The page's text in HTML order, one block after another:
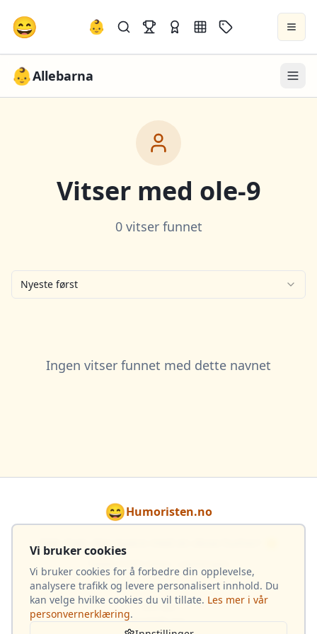
😄 👶
👶Allebarna
Vitser med ole-9
0 vitser funnet
Nyeste først
Ingen vitser funnet med dette navnet
😄Humoristen.no
Gjør hver dag lysere med en dose humor! 🌟
Totalt 4 033 vitser i samlingen
Om oss
Kontakt oss
Vi bruker cookies
Vi bruker cookies for å forbedre din opplevelse,
analysere trafikk og levere personalisert innhold. Du
kan velge hvilke cookies du vil tillate. Les mer i vår
personvernerklæring.